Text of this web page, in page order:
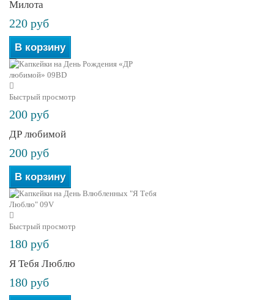
Милота
220 руб
В корзину
Быстрый просмотр
200 руб
ДР любимой
200 руб
В корзину
Быстрый просмотр
180 руб
Я Тебя Люблю
180 руб